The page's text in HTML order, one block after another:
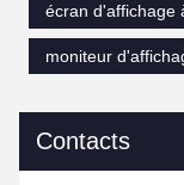
écran d'affichage
moniteur
Contacts